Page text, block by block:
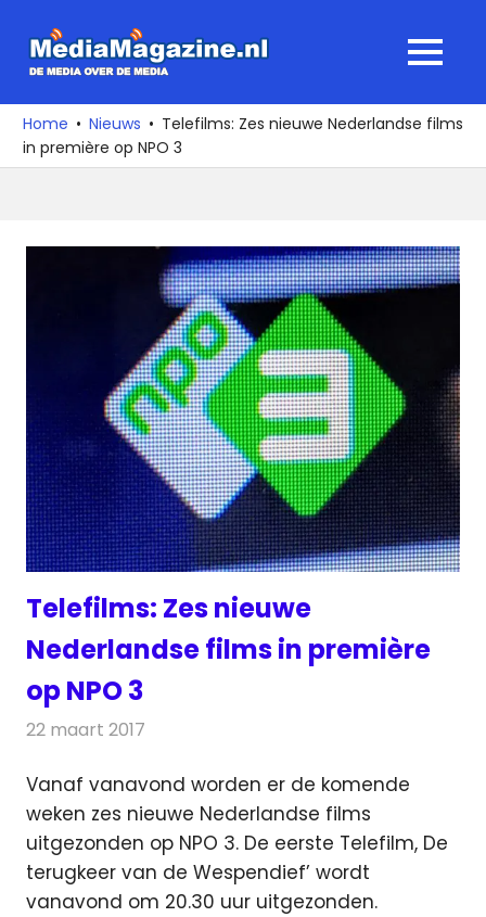
naar
media
over
de
MENU
Home Nieuws
Telefilms: Zes nieuwe Nederlandse films
in première op NPO 3
Telefilms: Zes nieuwe
Nederlandse films in première
op NPO 3
22 maart 2017
Vanaf vanavond worden er de komende
weken zes nieuwe Nederlandse films
uitgezonden op NPO 3. De eerste Telefilm, De
terugkeer van de Wespendief’ wordt
vanavond om 20.30 uur uitgezonden.